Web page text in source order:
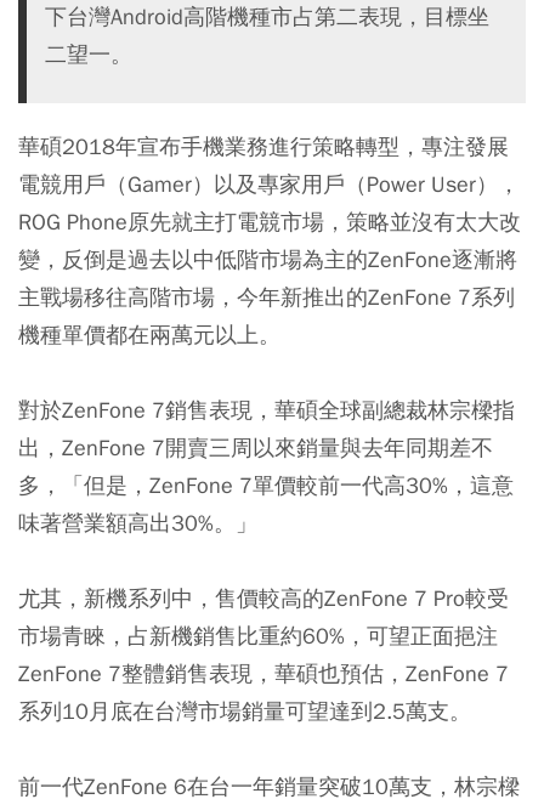
下台灣Android高階機種市占第二表現，目標坐
二望一。
華碩2018年宣布手機業務進行策略轉型，專注發展
電競用戶（Gamer）以及專家用戶（Power User），
ROG Phone原先就主打電競市場，策略並沒有太大改
變，反倒是過去以中低階市場為主的ZenFone逐漸將
主戰場移往高階市場，今年新推出的ZenFone 7系列
機種單價都在兩萬元以上。
對於ZenFone 7銷售表現，華碩全球副總裁林宗樑指
出，ZenFone 7開賣三周以來銷量與去年同期差不
多，「但是，ZenFone 7單價較前一代高30%，這意
味著營業額高出30%。」
尤其，新機系列中，售價較高的ZenFone 7 Pro較受
市場青睞，占新機銷售比重約60%，可望正面挹注
ZenFone 7整體銷售表現，華碩也預估，ZenFone 7
系列10月底在台灣市場銷量可望達到2.5萬支。
前一代ZenFone 6在台一年銷量突破10萬支，林宗樑